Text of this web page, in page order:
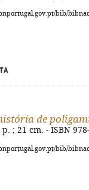
bib/
de
; 21 cm. - ISBN
bib/